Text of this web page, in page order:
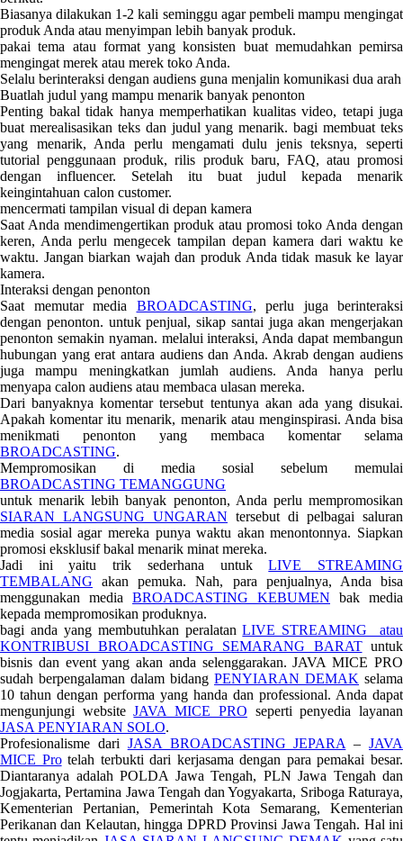
Biasanya dilakukan 1-2 kali seminggu agar pembeli mampu mengingat
produk Anda atau menyimpan lebih banyak produk.
pakai tema atau format yang konsisten buat memudahkan pemirsa
mengingat merek atau merek toko Anda.
Selalu berinteraksi dengan audiens guna menjalin komunikasi dua arah
Buatlah judul yang mampu menarik banyak penonton
Penting bakal tidak hanya memperhatikan kualitas video, tetapi juga
buat merealisasikan teks dan judul yang menarik. bagi membuat teks
yang menarik, Anda perlu mengamati dulu jenis teksnya, seperti
tutorial penggunaan produk, rilis produk baru, FAQ, atau promosi
dengan influencer. Setelah itu buat judul kepada menarik
keingintahuan calon customer.
mencermati tampilan visual di depan kamera
Saat Anda mendimengertikan produk atau promosi toko Anda dengan
keren, Anda perlu mengecek tampilan depan kamera dari waktu ke
waktu. Jangan biarkan wajah dan produk Anda tidak masuk ke layar
kamera.
Interaksi dengan penonton
Saat memutar media BROADCASTING, perlu juga berinteraksi
dengan penonton. untuk penjual, sikap santai juga akan mengerjakan
penonton semakin nyaman. melalui interaksi, Anda dapat membangun
hubungan yang erat antara audiens dan Anda. Akrab dengan audiens
juga mampu meningkatkan jumlah audiens. Anda hanya perlu
menyapa calon audiens atau membaca ulasan mereka.
Dari banyaknya komentar tersebut tentunya akan ada yang disukai.
Apakah komentar itu menarik, menarik atau menginspirasi. Anda bisa
menikmati penonton yang membaca komentar selama
BROADCASTING.
Mempromosikan di media sosial sebelum memulai
BROADCASTING TEMANGGUNG
untuk menarik lebih banyak penonton, Anda perlu mempromosikan
SIARAN LANGSUNG UNGARAN tersebut di pelbagai saluran
media sosial agar mereka punya waktu akan menontonnya. Siapkan
promosi eksklusif bakal menarik minat mereka.
Jadi ini yaitu trik sederhana untukLIVE STREAMING
TEMBALANG akan pemuka. Nah, para penjualnya, Anda bisa
menggunakan media BROADCASTING KEBUMEN bak media
kepada mempromosikan produknya.
bagi anda yang membutuhkan peralatanLIVE STREAMING atau
KONTRIBUSI BROADCASTING SEMARANG BARATuntuk
bisnis dan event yang akan anda selenggarakan. JAVA MICE PRO
sudah berpengalaman dalam bidang PENYIARAN DEMAK selama
10 tahun dengan performa yang handa dan professional. Anda dapat
mengunjungi websiteJAVA MICE PRO seperti penyedia layanan
JASA PENYIARAN SOLO.
Profesionalisme dari JASA BROADCASTING JEPARA –JAVA
MICE Protelah terbukti dari kerjasama dengan para pemakai besar.
Diantaranya adalah POLDA Jawa Tengah, PLN Jawa Tengah dan
Jogjakarta, Pertamina Jawa Tengah dan Yogyakarta, Sriboga Raturaya,
Kementerian Pertanian, Pemerintah Kota Semarang, Kementerian
Perikanan dan Kelautan, hingga DPRD Provinsi Jawa Tengah. Hal ini